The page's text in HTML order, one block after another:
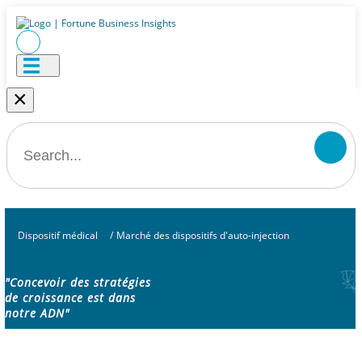
×
Dispositif médical / Marché des dispositifs d'auto-injection
"Concevoir des stratégies
de croissance est dans
notre ADN"